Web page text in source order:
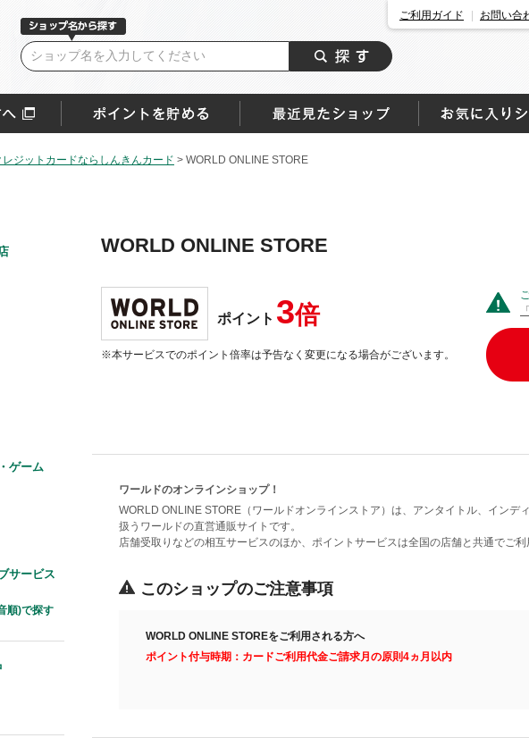
ご利用ガイド お問い合
ジットカードならしんきんカード > WORLD ONLINE STORE
ゲーム
サービス
順)で探す
WORLD ONLINE STORE
ポイント 3倍
※本サービスでのポイント倍率は予告なく変更になる場合がございます。
ワールドのオンラインショップ！
WORLD ONLINE STORE（ワールドオンラインストア）は、アンタイトル、インデ
扱うワールドの直営通販サイトです。
店舗受取りなどの相互サービスのほか、ポイントサービスは全国の店舗と共通でご利
このショップのご注意事項
WORLD ONLINE STOREをご利用される方へ
ポイント付与時期：カードご利用代金ご請求月の原則4ヵ月以内